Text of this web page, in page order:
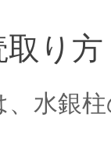
り方
、水銀